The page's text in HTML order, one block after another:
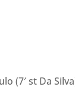
(7′ st Da